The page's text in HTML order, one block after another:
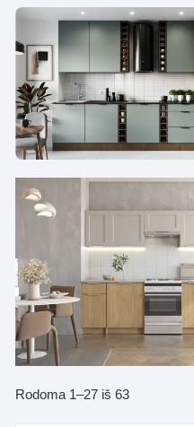
Rodoma 1–27 iš 63Rūšiuojama